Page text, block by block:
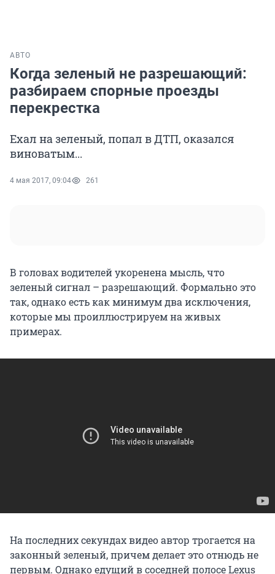
АВТО
Когда зеленый не разрешающий:
разбираем спорные проезды
перекрестка
Ехал на зеленый, попал в ДТП, оказался
виноватым...
4 мая 2017, 09:04 261
В головах водителей укоренена мысль, что
зеленый сигнал – разрешающий. Формально это
так, однако есть как минимум два исключения,
которые мы проиллюстрируем на живых
примерах.
На последних секундах видео автор трогается на
законный зеленый, причем делает это отнюдь не
первым. Однако едущий в соседней полосе Lexus